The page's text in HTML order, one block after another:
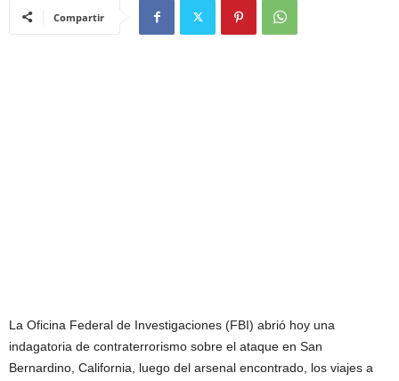
Compartir
La Oficina Federal de Investigaciones (FBI) abrió hoy una
indagatoria de contraterrorismo sobre el ataque en San
Bernardino, California, luego del arsenal encontrado, los viajes a